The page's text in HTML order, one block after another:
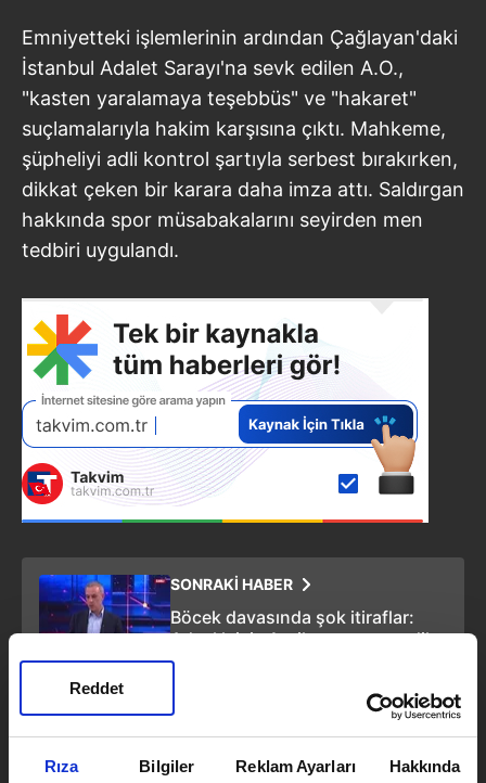
Rıza Bilgiler Reklam Ayarları Hakkında
Reddet
Emniyetteki işlemlerinin ardından Çağlayan'daki
İstanbul Adalet Sarayı'na sevk edilen A.O.,
"kasten yaralamaya teşebbüs" ve "hakaret"
suçlamalarıyla hakim karşısına çıktı. Mahkeme,
şüpheliyi adli kontrol şartıyla serbest bırakırken,
dikkat çeken bir karara daha imza attı. Saldırgan
hakkında spor müsabakalarını seyirden men
tedbiri uygulandı.
SONRAKİ HABER
Böcek davasında şok itiraflar:
Adaylık için 1 milyon euro verdik
Sömürge kafasından kurtulma
vakti: Esra Albayrak'tan çarpıcı